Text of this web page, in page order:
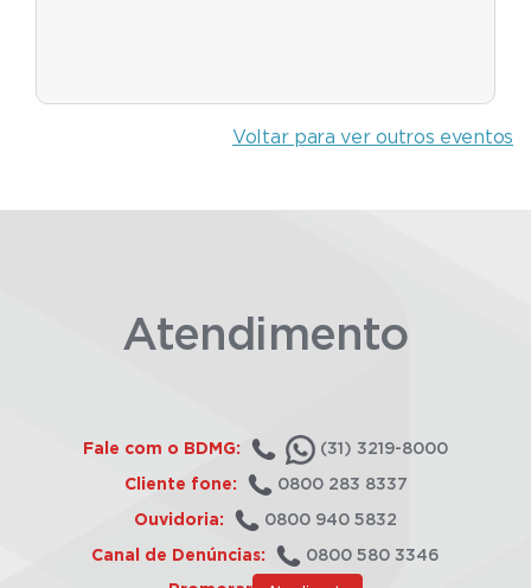
Voltar para ver outros eventos
Atendimento
Fale com o BDMG: (31) 3219-8000
Cliente fone: 0800 283 8337
Ouvidoria: 0800 940 5832
Canal de Denúncias: 0800 580 3346